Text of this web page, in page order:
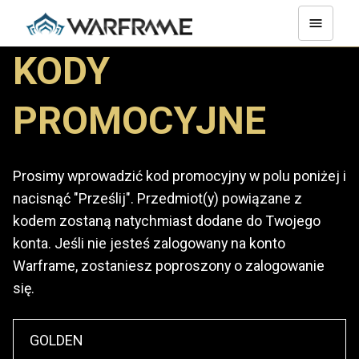
KODY
PROMOCYJNE
Prosimy wprowadzić kod promocyjny w polu poniżej i
nacisnąć "Prześlij". Przedmiot(y) powiązane z
kodem zostaną natychmiast dodane do Twojego
konta. Jeśli nie jesteś zalogowany na konto
Warframe, zostaniesz poproszony o zalogowanie
się.